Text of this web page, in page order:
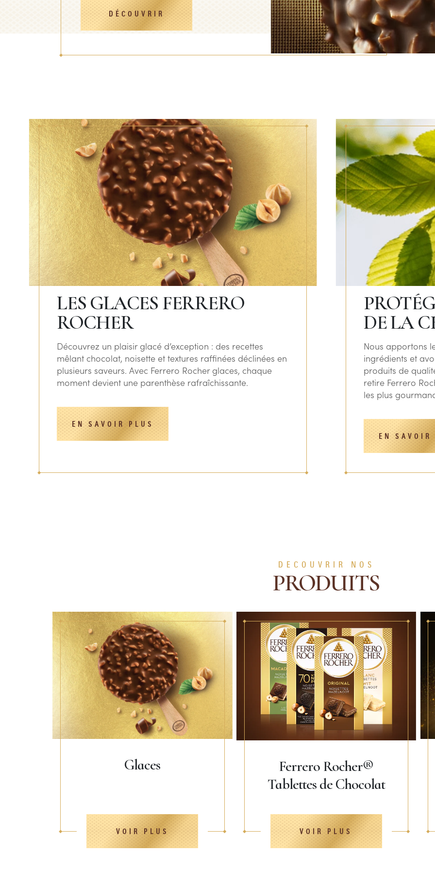
DÉCOUVRIR
LES GLACES FERRERO
ROCHER
Découvrez un plaisir glacé d’exception : des recettes
mêlant chocolat, noisette et textures raffinées déclinées en
plusieurs saveurs. Avec Ferrero Rocher glaces, chaque
moment devient une parenthèse rafraîchissante.
EN SAVOIR PLUS
DE LA
Nous apportons
ingrédients et
produits de
retire Ferrero
les plus
EN SAVOIR
DECOUVRIR NOS
PRODUITS
Glaces
VOIR PLUS
Ferrero Rocher®
Tablettes de Chocolat
VOIR PLUS